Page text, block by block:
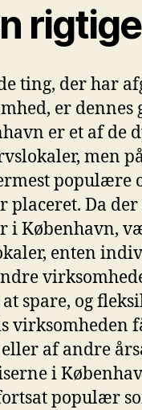
ting, der har
er dennes
er et af de
men
populære
placeret. Da
i København,
enten
at spare, og
virksomheden
af andre
i
populær